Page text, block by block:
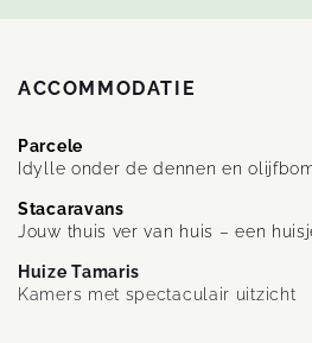
ACCOMMODATIE
Parcele
Idylle onder de dennen en
Stacaravans
Jouw thuis ver van huis – een
Huize Tamaris
Kamers met spectaculair uitzicht